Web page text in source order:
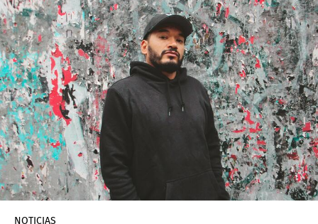
NOTICIAS